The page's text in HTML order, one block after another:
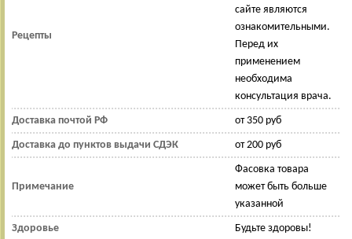
Рецепты
сайте являются
ознакомительными.
Перед их
применением
необходима
консультация врача.
Доставка почтой РФ от 350 руб
Доставка до пунктов выдачи СДЭК от 200 руб
Примечание
Фасовка товара
может быть больше
указанной
Здоровье Будьте здоровы!